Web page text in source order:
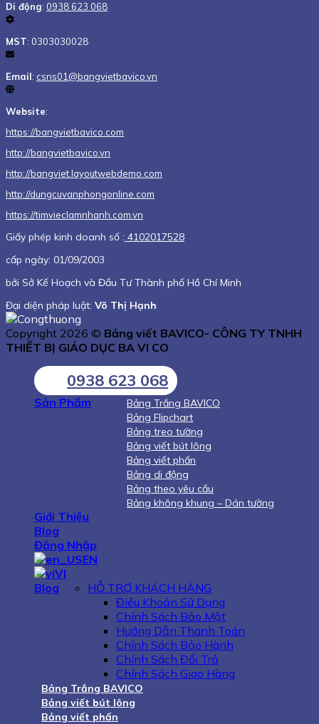
Di động: 0938 623 068
MST: 0303030028
Email: csns01@bangvietbavico.vn
Website:
https://bangvietbavico.com
http://bangvietbavico.vn
http://bangviet.layoutwebdemo.com
http://dungcuvanphongonline.com
https://timvieclamnhanh.com.vn
Giấy phép kinh doanh số : 4102017528
cấp ngày: 01/09/2003
bởi Sở Kế Hoạch và Đầu Tư Thành phố Hồ Chí Minh
Đại diện pháp luật: Võ Thị Hạnh
Copyright 2026 © Bảng viết BAVICO- CÔNG TY TNHH
THIẾT BỊ GIÁO DỤC BA VI CO
0938 623 068
Sản Phẩm
Bảng Trắng BAVICO
Bảng Flipchart
Bảng treo tường
Bảng viết bút lông
Bảng viết phấn
Bảng di động
Bảng theo yêu cầu
Bảng không khung – Dán tường
Giới Thiệu
Blog
Đăng Nhập
EN
VI
Blog
HỖ TRỢ KHÁCH HÀNG
Điều Khoản Sử Dụng
Chính Sách Bảo Mật
Hướng Dẫn Thanh Toán
Chính Sách Bảo Hành
Chính Sách Đổi Trả
Chính Sách Giao Hàng
Bảng Trắng BAVICO
Bảng viết bút lông
Bảng viết phấn